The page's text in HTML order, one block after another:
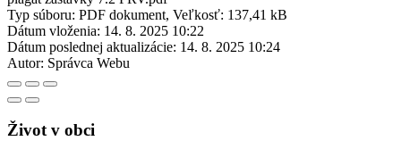
Typ súboru: PDF dokument, Veľkosť: 137,41 kB
Dátum vloženia: 14. 8. 2025 10:22
Dátum poslednej aktualizácie: 14. 8. 2025 10:24
Autor: Správca Webu
Život v obci